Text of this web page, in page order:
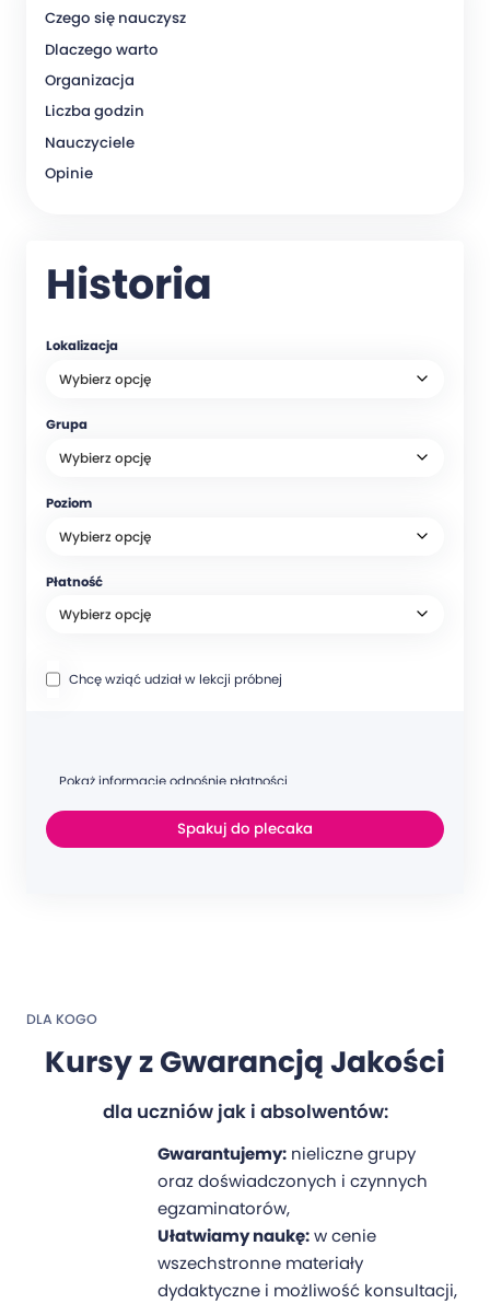
Czego się nauczysz
Dlaczego warto
Organizacja
Liczba godzin
Nauczyciele
Opinie
Historia
Lokalizacja
Grupa
Poziom
Płatność
Chcę wziąć udział w lekcji próbnej
Pokaż informacje odnośnie płatności
Spakuj do plecaka
DLA KOGO
Kursy z Gwarancją Jakości
dla uczniów jak i absolwentów:
Gwarantujemy: nieliczne grupy
oraz doświadczonych i czynnych
egzaminatorów,
Ułatwiamy naukę:w cenie
wszechstronne materiały
dydaktyczne i możliwość konsultacji,